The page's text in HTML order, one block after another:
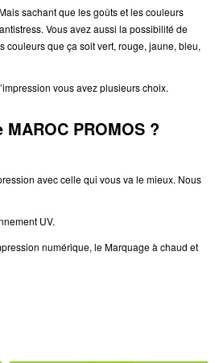
sachant que les goûts et les couleurs
Vous avez aussi la possibilité de
couleurs que ça soit vert, rouge, jaune, bleu,
vous avez plusieurs choix.
PROMOS ?
avec celle qui vous va le mieux. Nous
UV.
numérique, le Marquage à chaud et